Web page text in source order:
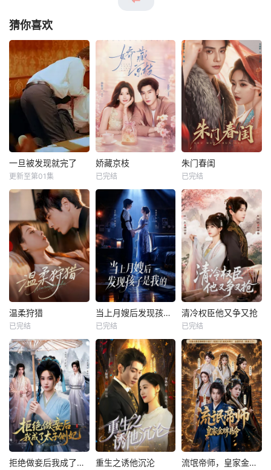
猜你喜欢
一旦被发现就完了
更新至第01集
娇藏京枝
已完结
朱门春闺
已完结
温柔狩猎
已完结
当上月嫂后发现孩子是我的
已完结
清冷权臣他又争又抢
已完结
拒绝做妾后我成了太子侧妃 重生之诱他沉沦 流氓帝师，皇家金牌县令